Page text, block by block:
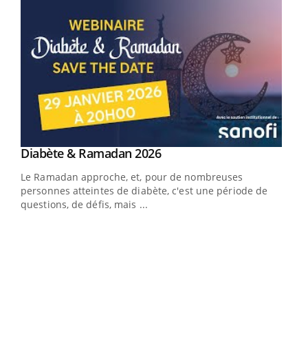
Youtube
Diabète & Ramadan 2026Youtube
Le Ramadan approche, et, pour de nombreuses
personnes atteintes de diabète, c'est une période de
questions, de défis, mais ...
Youtube
Un « jumeau numérique » pour faciliter l’accès
Un établissement lié à un groupe mutualiste innove en
matière de bilan de santé : l'utilisation d'un « jumeau